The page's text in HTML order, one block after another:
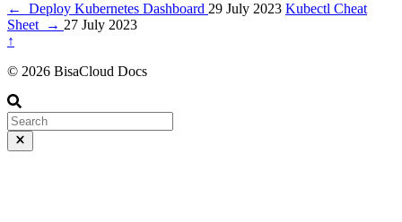
← Deploy Kubernetes Dashboard 29 July 2023 Kubectl Cheat
Sheet
→ 27 July 2023
↑
© 2026 BisaCloud Docs